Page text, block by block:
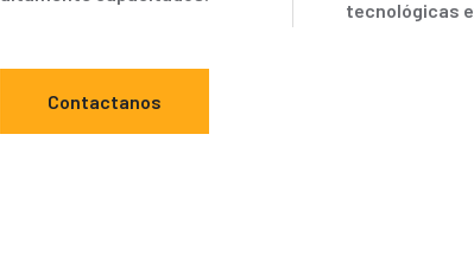
tecnológicas
Contactanos